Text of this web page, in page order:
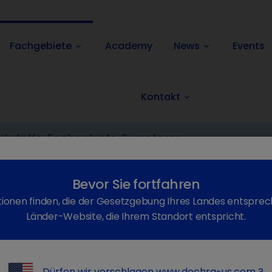
Fachgebiete keyboard_arrow_down Academy News keyboard_arrow_down Events
Kontakt keyboard_arrow_down
Bevor Sie fortfahren
finden, die der Gesetzgebung Ihres Landes
Länder-Website, die Ihrem Standort entspricht.